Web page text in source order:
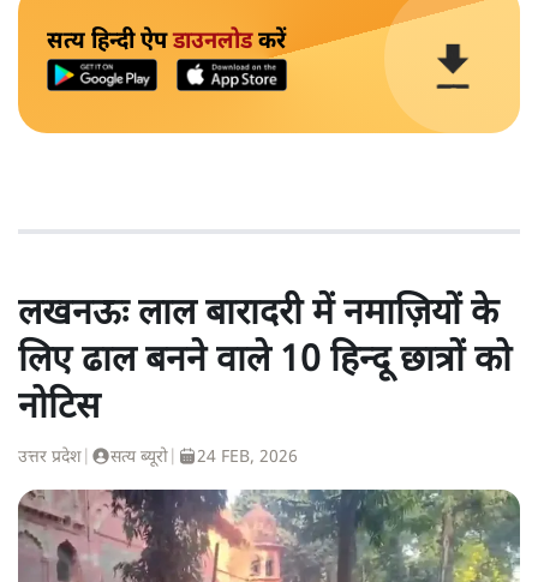
सत्य हिन्दी ऐपडाउनलोडकरें
लखनऊः लाल बारादरी में नमाज़ियों के
लिए ढाल बनने वाले 10 हिन्दू छात्रों को
नोटिस
उत्तर प्रदेश सत्य ब्यूरो 24 FEB, 2026